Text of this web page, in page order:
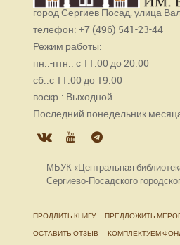
город Сергиев Посад, улица
телефон: +7 (496) 541-23-44
Режим работы:
пн.:-птн.: с 11:00 до 20:00
сб.:с 11:00 до 19:00
воскр.: Выходной
Последний понедельник
МБУК «Центральная
Сергиево-Посадского
ПРОДЛИТЬ КНИГУ
ПРЕДЛОЖИТЬ
ОСТАВИТЬ ОТЗЫВ
КОМПЛЕКТУЕМ